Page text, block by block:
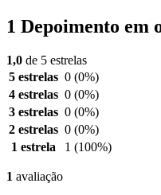
1 Depoimento em
1,0 de 5 estrelas
5 estrelas 0 (0%)
4 estrelas 0 (0%)
3 estrelas 0 (0%)
2 estrelas 0 (0%)
1 estrela
1 (100%)
1 avaliação